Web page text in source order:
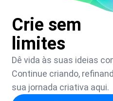
Crie sem
limites
Dê vida às suas ideias
Continue criando,
sua jornada criativa aqui.